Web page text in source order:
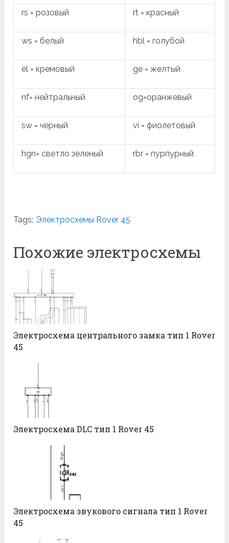
rs = розовый rt = красный
ws = белый hbl = голубой
el = кремовый ge = желтый
nf= нейтральный og=оранжевый
sw = черный vi = фиолетовый
hgn= светло зеленый rbr = пурпурный
Tags: Электросхемы Rover 45
Похожие электросхемы
Электросхема центрального замка тип 1 Rover
45
Электросхема DLC тип 1 Rover 45
Электросхема звукового сигнала тип 1 Rover
45